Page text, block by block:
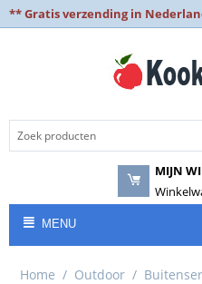
** Gratis verzending in
MIJN
MENU
Home / Outdoor /